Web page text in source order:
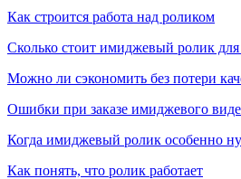
Как строится работа над роликом
Сколько стоит имиджевый ролик
Можно ли сэкономить без потери
Ошибки при заказе имиджевого
Когда имиджевый ролик особенно
Как понять, что ролик работает